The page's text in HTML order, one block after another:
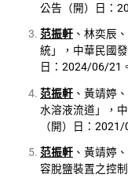
公告（開）日：
范振軒 、林奕辰
統」，中華民國
日：2024/06/21。
范振軒 、黃靖婷
水溶液流道」，
（開）日：2021/
范振軒 、黃靖婷
容脫鹽裝置之控